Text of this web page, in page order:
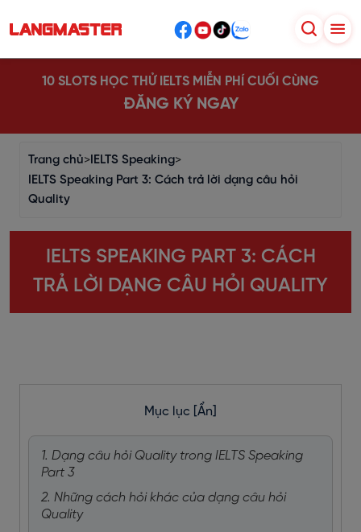
10 SLOTS HỌC THỬ IELTS MIỄN PHÍ CUỐI CÙNG
ĐĂNG KÝ NGAY
Trang chủ> IELTS Speaking>
IELTS Speaking Part 3: Cách trả lời dạng câu hỏi
Quality
IELTS SPEAKING PART 3: CÁCH
TRẢ LỜI DẠNG CÂU HỎI QUALITY
Mục lục [Ẩn]
1. Dạng câu hỏi Quality trong IELTS Speaking
Part 3
2. Những cách hỏi khác của dạng câu hỏi
Quality